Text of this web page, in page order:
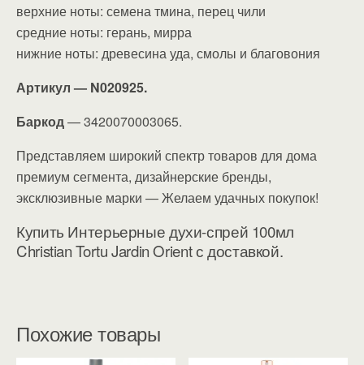
верхние ноты: семена тмина, перец чили
средние ноты: герань, мирра
нижние ноты: древесина уда, смолы и благовония
Артикул — N020925.
Баркод— 3420070003065.
Представляем широкий спектр товаров для дома
премиум сегмента, дизайнерские бренды,
эксклюзивные марки — Желаем удачных покупок!
Купить Интерьерные духи-спрей 100мл
Christian Tortu Jardin Orient с доставкой.
Похожие товары